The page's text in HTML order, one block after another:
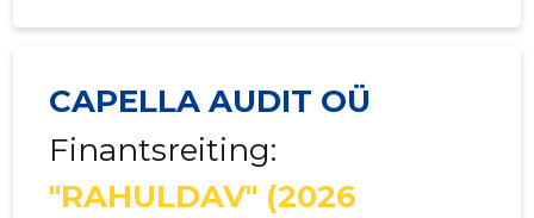
CAPELLA AUDIT OÜ
Finantsreiting:
"RAHULDAV" (2026